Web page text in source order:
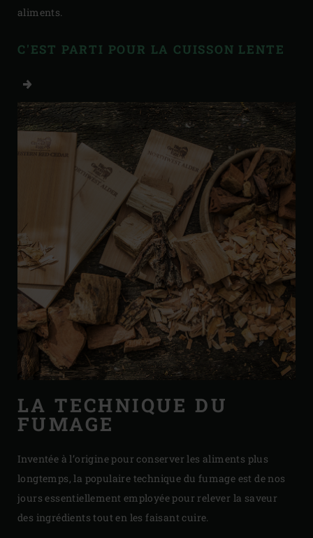
aliments.
C'EST PARTI POUR LA CUISSON LENTE
LA TECHNIQUE DU
FUMAGE
Inventée à l’origine pour conserver les aliments plus
longtemps, la populaire technique du fumage est de nos
jours essentiellement employée pour relever la saveur
des ingrédients tout en les faisant cuire.